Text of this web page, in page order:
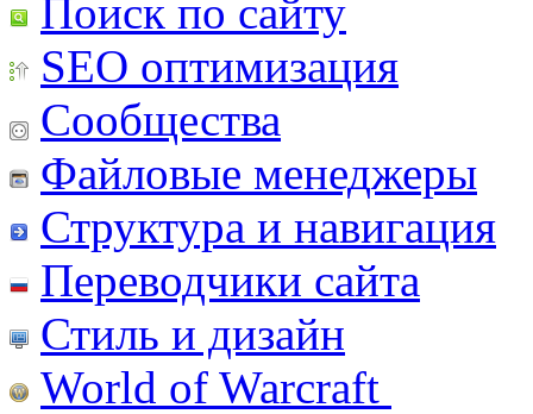
Поиск по сайту
SEO оптимизация
Сообщества
Файловые менеджеры
Структура и навигация
Переводчики сайта
Стиль и дизайн
World of Warcraft